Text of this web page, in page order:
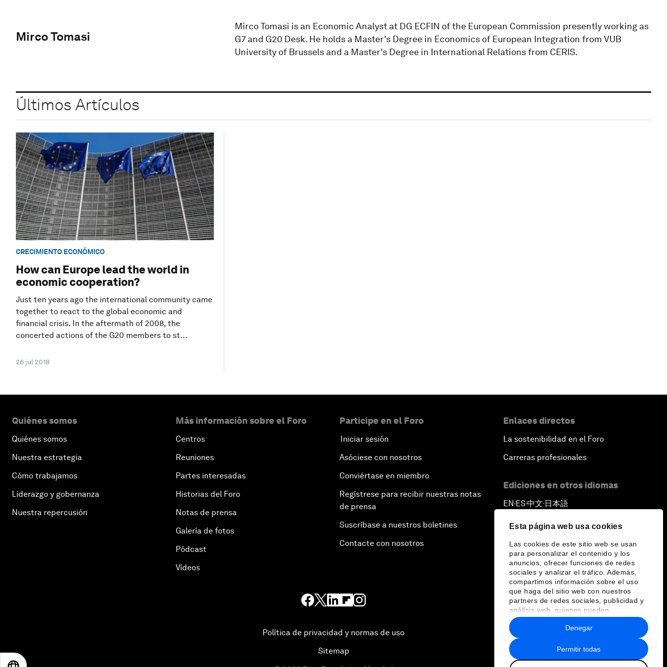
Esta página web usa cookies
Las cookies de este sitio web se usan
para personalizar el contenido y los
anuncios, ofrecer funciones de redes
sociales y analizar el tráfico. Además,
compartimos información sobre el uso
que haga del sitio web con nuestros
partners de redes sociales, publicidad y
análisis web, quienes pueden
combinarla con otra información que les
haya proporcionado o que hayan
recopilado a partir del uso que haya
hecho de sus servicios.
Permitir todas
Denegar
Mirco Tomasi
Mirco Tomasi is an Economic Analyst at DG ECFIN of the European Commission presently working as
G7 and G20 Desk. He holds a Master's Degree in Economics of European Integration from VUB
University of Brussels and a Master's Degree in International Relations from CERIS.
Últimos Artículos
CRECIMIENTO ECONÓMICO
How can Europe lead the world in
economic cooperation?
Just ten years ago the international community came
together to react to the global economic and
financial crisis. In the aftermath of 2008, the
concerted actions of the G20 members to st...
26 jul 2018
Quiénes somos
Quiénes somos
Nuestra estrategia
Cómo trabajamos
Liderazgo y gobernanza
Nuestra repercusión
Más información sobre el Foro
Centros
Reuniones
Partes interesadas
Historias del Foro
Notas de prensa
Galería de fotos
Pódcast
Vídeos
Participe en el Foro
Iniciar sesión
Asóciese con nosotros
Conviértase en miembro
Regístrese para recibir nuestras notas
de prensa
Suscríbase a nuestros boletines
Contacte con nosotros
Enlaces directos
La sostenibilidad en el Foro
Carreras profesionales
Ediciones en otros idiomas
EN ▪ ES▪中文▪ 日本語
Política de privacidad y normas de uso
Sitemap